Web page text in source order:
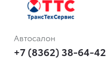
Автосалон
+7 (8362) 38-64-42